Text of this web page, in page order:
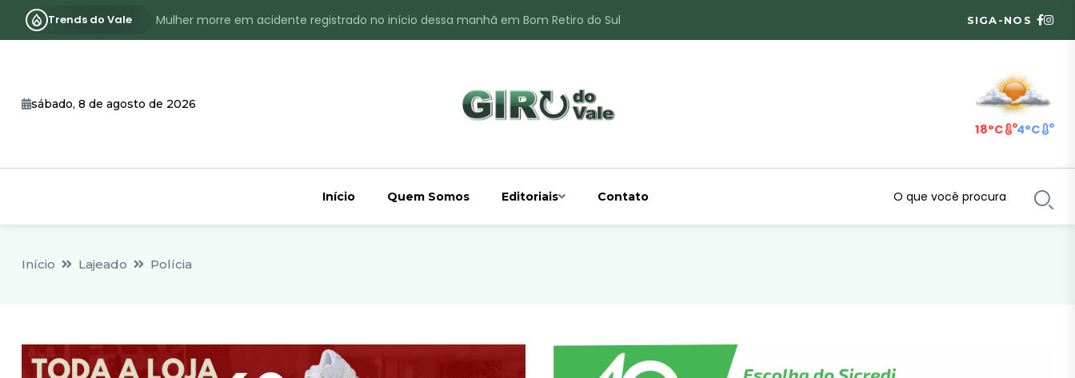
Trends do Vale
Mulher morre em acidente registrado no início dessa manhã em Bom Retiro do Sul
Identificado o jovem assassinado no interior de Bom Retiro do Sul
SIGA-NOS
sábado, 8 de agosto de 2026
18°C 4°C
Início Quem Somos Editoriais Contato
Início Lajeado Polícia